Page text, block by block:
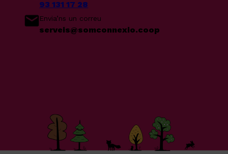
93 131 17 28
Envia’ns un correu
serveis@somconnexio.coop